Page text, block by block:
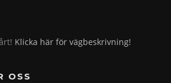
Klicka här för vägbeskrivning!
OSS